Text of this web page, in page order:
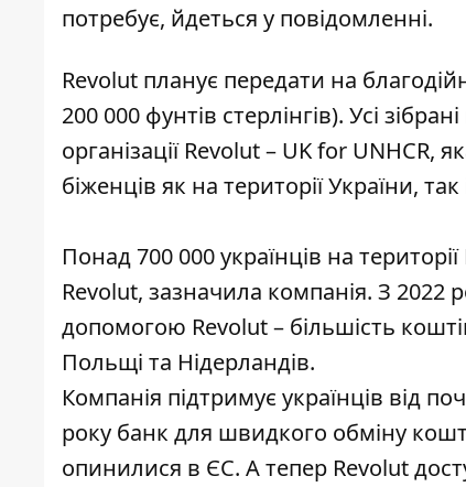
потребує, йдеться у повідомленні.
Revolut планує передати на
200 000 фунтів стерлінгів). Усі
організації Revolut – UK for UNHCR,
біженців як на території України, так
Понад 700 000 українців на
Revolut, зазначила компанія. З 2022
допомогою Revolut – більшість
Польщі та Нідерландів.
Компанія підтримує українців від
року банк для швидкого обміну
опинилися в ЄС. А тепер Revolut